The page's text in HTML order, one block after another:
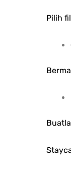
Pilih